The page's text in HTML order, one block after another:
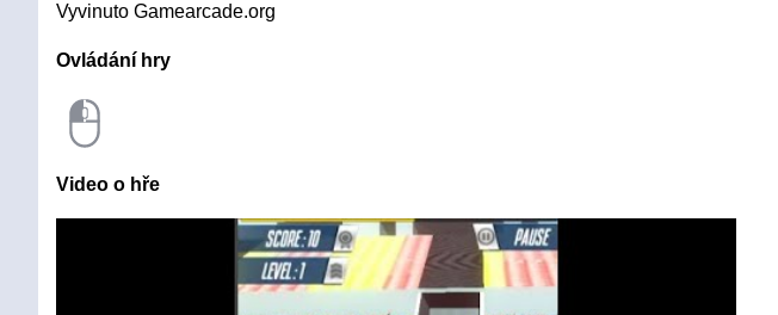
Vyvinuto Gamearcade.org
Ovládání hry
Video o hře